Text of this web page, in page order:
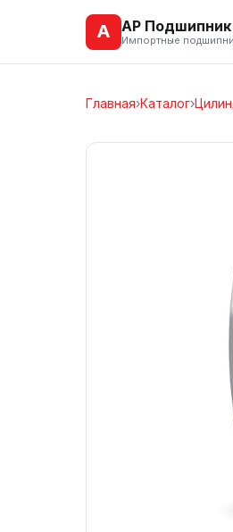
А АР Подшипник
Импортные
Главная›Каталог›